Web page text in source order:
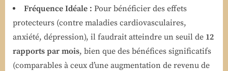
Fréquence Idéale : Pour bénéficier des effets
protecteurs (contre maladies cardiovasculaires,
anxiété, dépression), il faudrait atteindre un seuil de 12
rapports par mois, bien que des bénéfices significatifs
(comparables à ceux d’une augmentation de revenu de